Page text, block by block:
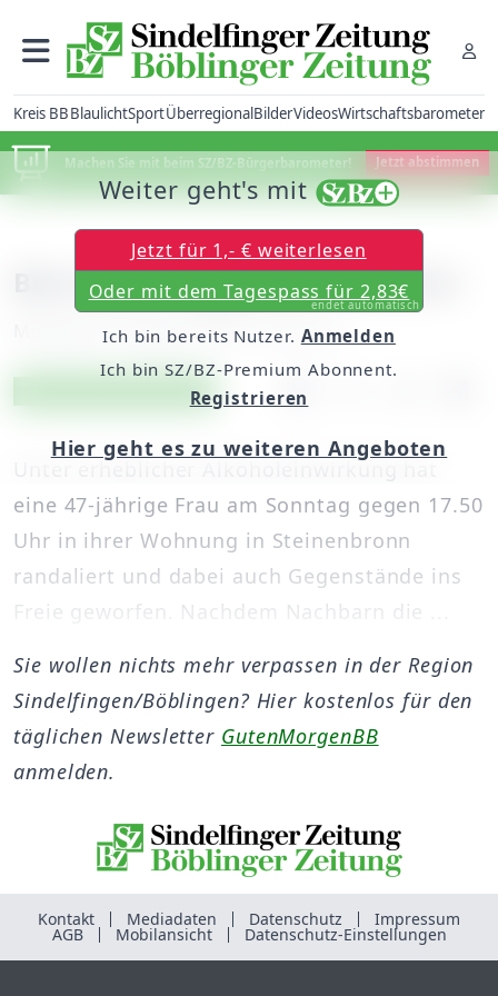
Kreis BBBlaulichtSportÜberregionalBilderVideosWirtschaftsbarometer
Machen Sie mit beim SZ/BZ-Bürgerbarometer! Jetzt abstimmen
Betrunken, aggressiv, renitent
Montag, 29. August 2016, 12:31 Uhr
Artikel vorlesen
Exklusiv für Abonnenten
Unter erheblicher Alkoholeinwirkung hat
eine 47-jährige Frau am Sonntag gegen 17.50
Uhr in ihrer Wohnung in Steinenbronn
randaliert und dabei auch Gegenstände ins
Freie geworfen. Nachdem Nachbarn die ...
Weiter geht's mit
Jetzt für 1,- € weiterlesen
Oder mit dem Tagespass für 2,83€
endet automatisch
Ich bin bereits Nutzer. Anmelden
Ich bin SZ/BZ-Premium Abonnent.
Registrieren
Hier geht es zu weiteren Angeboten
Sie wollen nichts mehr verpassen in der Region
Sindelfingen/Böblingen? Hier kostenlos für den
täglichen Newsletter GutenMorgenBB
anmelden.
Kontakt Mediadaten Datenschutz Impressum
AGB Mobilansicht Datenschutz-Einstellungen